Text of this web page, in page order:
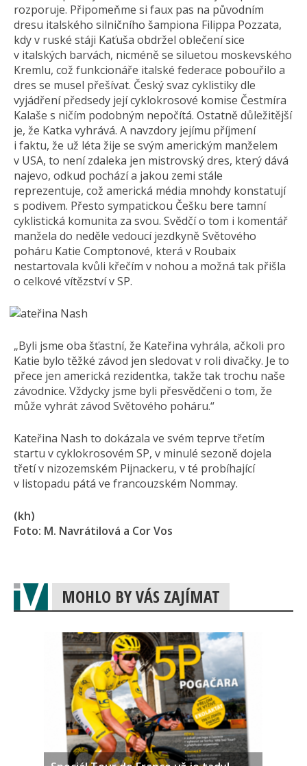
rozporuje. Připomeňme si faux pas na původním
dresu italského silničního šampiona Filippa Pozzata,
kdy v ruské stáji Kaťuša obdržel oblečení sice
v italských barvách, nicméně se siluetou moskevského
Kremlu, což funkcionáře italské federace pobouřilo a
dres se musel přešívat. Český svaz cyklistiky dle
vyjádření předsedy její cyklokrosové komise Čestmíra
Kalaše s ničím podobným nepočítá. Ostatně důležitější
je, že Katka vyhrává. A navzdory jejímu příjmení
i faktu, že už léta žije se svým americkým manželem
v USA, to není zdaleka jen mistrovský dres, který dává
najevo, odkud pochází a jakou zemi stále
reprezentuje, což americká média mnohdy konstatují
s podivem. Přesto sympatickou Češku bere tamní
cyklistická komunita za svou. Svědčí o tom i komentář
manžela do neděle vedoucí jezdkyně Světového
poháru Katie Comptonové, která v Roubaix
nestartovala kvůli křečím v nohou a možná tak přišla
o celkové vítězství v SP.
„Byli jsme oba šťastní, že Kateřina vyhrála, ačkoli pro
Katie bylo těžké závod jen sledovat v roli divačky. Je to
přece jen americká rezidentka, takže tak trochu naše
závodnice. Vždycky jsme byli přesvědčeni o tom, že
může vyhrát závod Světového poháru.“
Kateřina Nash to dokázala ve svém teprve třetím
startu v cyklokrosovém SP, v minulé sezoně dojela
třetí v nizozemském Pijnackeru, v té probíhající
v listopadu pátá ve francouzském Nommay.
(kh)
Foto: M. Navrátilová a Cor Vos
MOHLO BY VÁS ZAJÍMAT